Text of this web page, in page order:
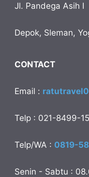
Jl. Pandega Asih I
Depok, Sleman,
CONTACT
Email :
Telp : 021-8499-
Telp/WA : 0819-
Senin - Sabtu :